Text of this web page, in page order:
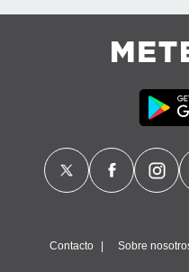
Contacto Sobre